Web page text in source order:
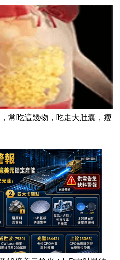
常吃這幾物，吃走大肚囊，瘦